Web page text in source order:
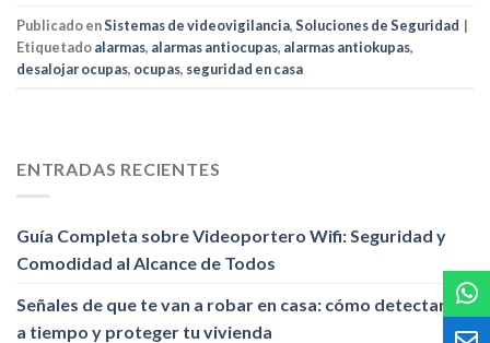
Publicado enSistemas de videovigilancia,Soluciones de Seguridad |
Etiquetadoalarmas, alarmas antiocupas, alarmas antiokupas,
desalojar ocupas, ocupas, seguridad en casa
ENTRADAS RECIENTES
Guía Completa sobre Videoportero Wifi: Seguridad y
Comodidad al Alcance de Todos
Señales de que te van a robar en casa: cómo detectarlas
a tiempo y proteger tu vivienda